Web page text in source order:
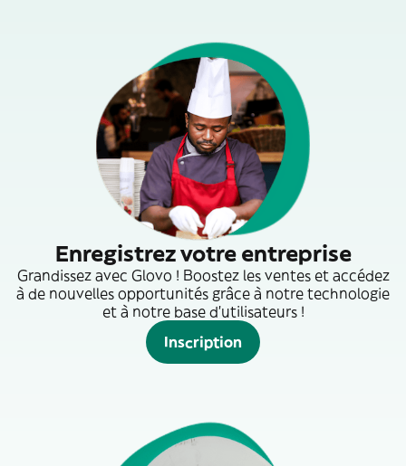
Enregistrez votre entreprise
Grandissez avec Glovo ! Boostez les ventes et accédez
à de nouvelles opportunités grâce à notre technologie
et à notre base d'utilisateurs !
Inscription